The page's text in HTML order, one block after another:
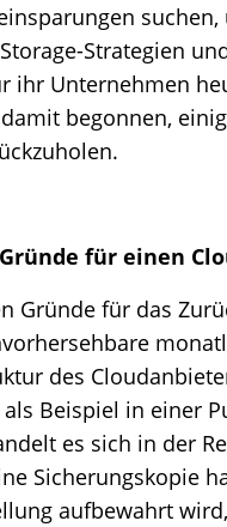
Strategien
ihr Unternehmen
begonnen,
für einen
Gründe für das
des
Beispiel in einer
es sich in der
Sicherungskopie
aufbewahrt